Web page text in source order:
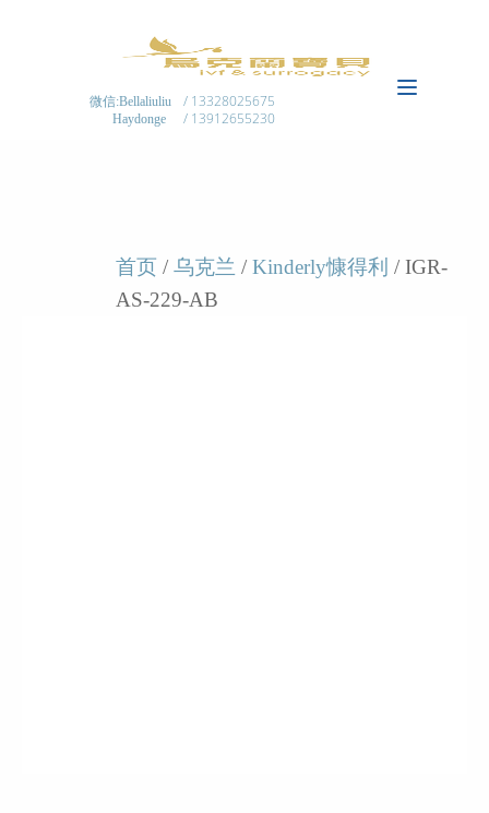
微信:Bellaliuliu
Haydonge
/ 13328025675
/ 13912655230
首页 / 乌克兰 / Kinderly慷得利 / IGR-
AS-229-AB